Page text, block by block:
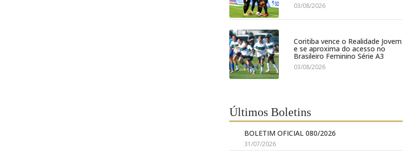
03/08/2026
Coritiba vence o Realidade Jovem
e se aproxima do acesso no
Brasileiro Feminino Série A3
03/08/2026
Últimos Boletins
BOLETIM OFICIAL 080/2026
31/07/2026